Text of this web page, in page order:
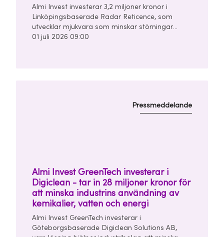
Almi Invest investerar 3,2 miljoner kronor i
Linköpingsbaserade Radar Reticence, som
utvecklar mjukvara som minskar störningar
mellan bilars radarsystem. Investeringen görs
01 juli 2026 09:00
Almi Invest GreenTech investerar i
Digiclean - tar in 28 miljoner kronor för
att minska industrins användning av
kemikalier, vatten och energi
Pressmeddelande
Almi Invest GreenTech investerar i
Göteborgsbaserade Digiclean Solutions AB,